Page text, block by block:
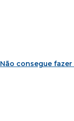
Não consegue